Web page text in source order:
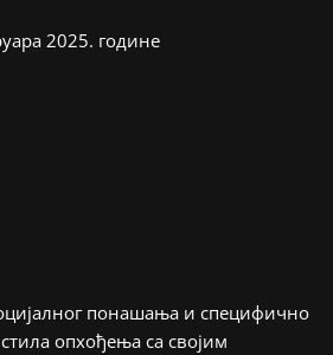
2025. године
понашања и специфично
опхођења са својим